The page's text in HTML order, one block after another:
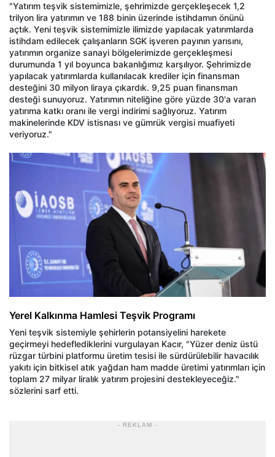
"Yatırım teşvik sistemimizle, şehrimizde gerçekleşecek 1,2
trilyon lira yatırımın ve 188 binin üzerinde istihdamın önünü
açtık. Yeni teşvik sistemimizle ilimizde yapılacak yatırımlarda
istihdam edilecek çalışanların SGK işveren payının yarısını,
yatırımın organize sanayi bölgelerimizde gerçekleşmesi
durumunda 1 yıl boyunca bakanlığımız karşılıyor. Şehrimizde
yapılacak yatırımlarda kullanılacak krediler için finansman
desteğini 30 milyon liraya çıkardık. 9,25 puan finansman
desteği sunuyoruz. Yatırımın niteliğine göre yüzde 30'a varan
yatırıma katkı oranı ile vergi indirimi sağlıyoruz. Yatırım
makinelerinde KDV istisnası ve gümrük vergisi muafiyeti
veriyoruz."
Yerel Kalkınma Hamlesi Teşvik Programı
Yeni teşvik sistemiyle şehirlerin potansiyelini harekete
geçirmeyi hedeflediklerini vurgulayan Kacır, "Yüzer deniz üstü
rüzgar türbini platformu üretim tesisi ile sürdürülebilir havacılık
yakıtı için bitkisel atık yağdan ham madde üretimi yatırımları için
toplam 27 milyar liralık yatırım projesini destekleyeceğiz."
sözlerini sarf etti.
- REKLAM -